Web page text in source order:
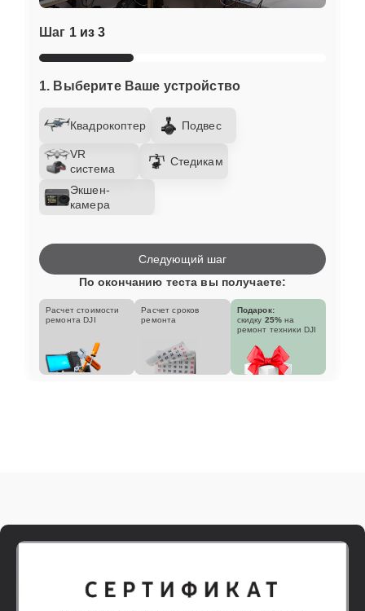
Шаг 1 из 3
1. Выберите Ваше устройство
Квадрокоптер Подвес
VR
система
Стедикам
Экшен-
камера
Следующий шаг
По окончанию теста вы получаете:
Расчет стоимости
ремонта DJI
Расчет сроков
ремонта
Подарок:
скидку 25% на
ремонт техники DJI